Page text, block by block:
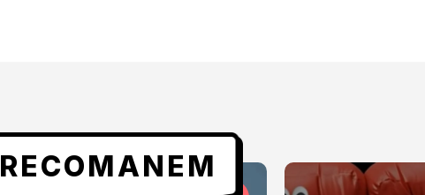
RECOMANEM